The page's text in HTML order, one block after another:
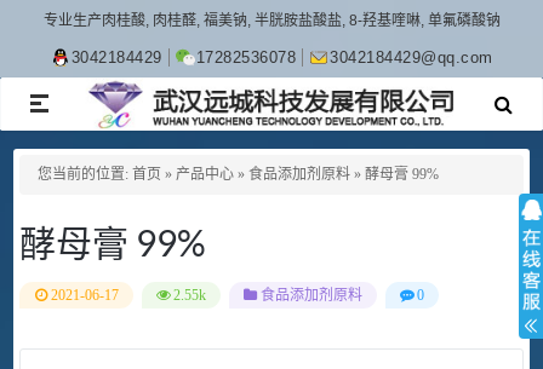
专业生产肉桂酸, 肉桂醛, 福美钠, 半胱胺盐酸盐, 8-羟基喹啉, 单氟磷酸钠
3042184429 17282536078 3042184429@qq.com
TOGGLE
NAVIGATION
您当前的位置: 首页 » 产品中心 » 食品添加剂原料 » 酵母膏 99%
酵母膏 99%
2021-06-17 2.55k 食品添加剂原料 0